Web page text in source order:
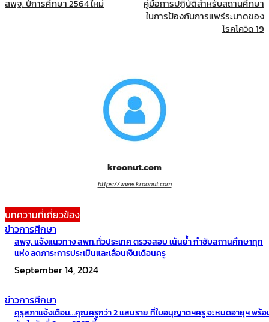
สพฐ. ปีการศึกษา 2564 ใหม่
คู่มือการปฏิบัติสำหรับสถานศึกษา
ในการป้องกันการแพร่ระบาดของ
โรคโควิด 19
kroonut.com
https://www.kroonut.com
บทความที่เกี่ยวข้อง
ข่าวการศึกษา
สพฐ. แจ้งแนวทาง สพท.ทั่วประเทศ ตรวจสอบ เน้นย้ำ กำชับสถานศึกษาทุก
แห่ง ลดภาระการประเมินและเลื่อนเงินเดือนครู
September 14, 2024
ข่าวการศึกษา
คุรุสภาแจ้งเตือน…คุณครูกว่า 2 แสนราย ที่ใบอนุญาตฯครู จะหมดอายุฯ พร้